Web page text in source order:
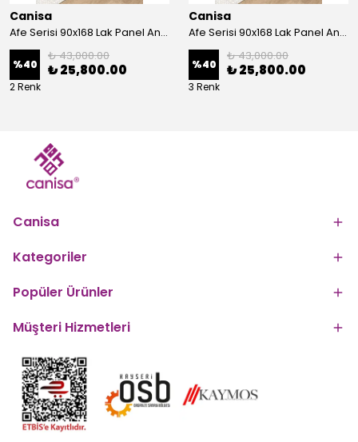
Canisa
Afe Serisi 90x168 Lak Panel Antrasit İroni Masa ve 6 Sandalye Gold Kaplama Ayak
%40
₺ 43,000.00
₺ 25,800.00
2 Renk
Canisa
Afe Serisi 90x168 Lak Panel Antrasit İroni Masa ve 6 Sandalye Krom Kaplama Ayak
%40
₺ 43,000.00
₺ 25,800.00
3 Renk
Canisa
Kategoriler
Popüler Ürünler
Müşteri Hizmetleri